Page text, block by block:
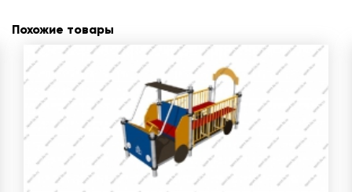
Похожие товары